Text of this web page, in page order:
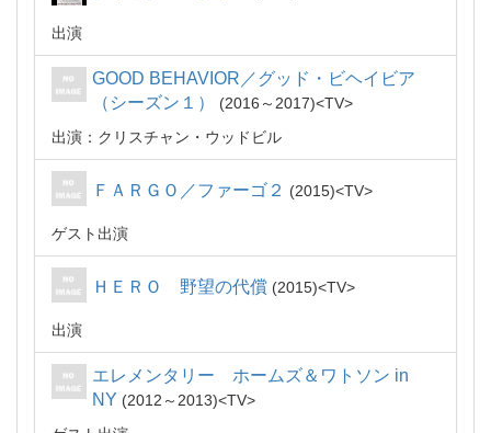
出演
GOOD BEHAVIOR／グッド・ビヘイビア
（シーズン１）
2016～2017
TV
出演：クリスチャン・ウッドビル
ＦＡＲＧＯ／ファーゴ２ 2015 TV
ゲスト出演
ＨＥＲＯ 野望の代償 2015 TV
出演
エレメンタリー ホームズ＆ワトソン in
NY
2012～2013
TV